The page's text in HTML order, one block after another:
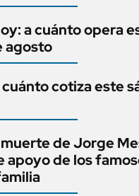
a cuánto opera
agosto
cotiza este
de Jorge
apoyo de los